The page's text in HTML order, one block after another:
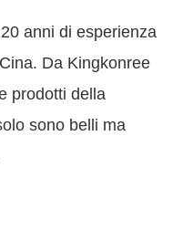
anni di esperienza
Da Kingkonree
prodotti della
sono belli ma